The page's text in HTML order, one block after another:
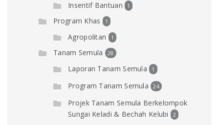
Insentif Bantuan 1
Program Khas 1
Agropolitan 1
Tanam Semula 28
Laporan Tanam Semula 1
Program Tanam Semula 24
Projek Tanam Semula Berkelompok
Sungai Keladi & Bechah Kelubi
2